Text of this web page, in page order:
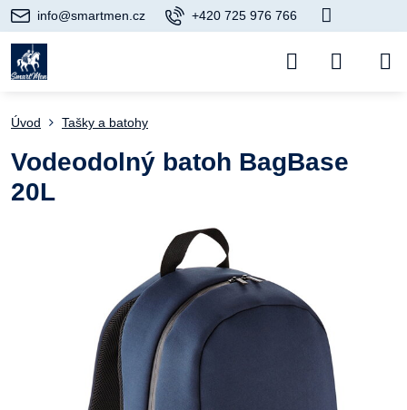
info@smartmen.cz +420 725 976 766
Úvod Tašky a batohy
Vodeodolný batoh BagBase
20L